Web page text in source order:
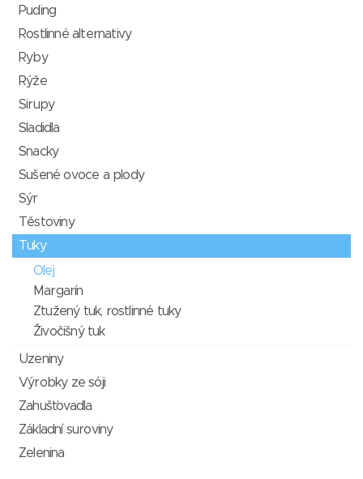
Puding
Rostlinné alternativy
Ryby
Rýže
Sirupy
Sladidla
Snacky
Sušené ovoce a plody
Sýr
Těstoviny
Tuky
Olej
Margarín
Ztužený tuk, rostlinné tuky
Živočišný tuk
Uzeniny
Výrobky ze sóji
Zahušťovadla
Základní suroviny
Zelenina